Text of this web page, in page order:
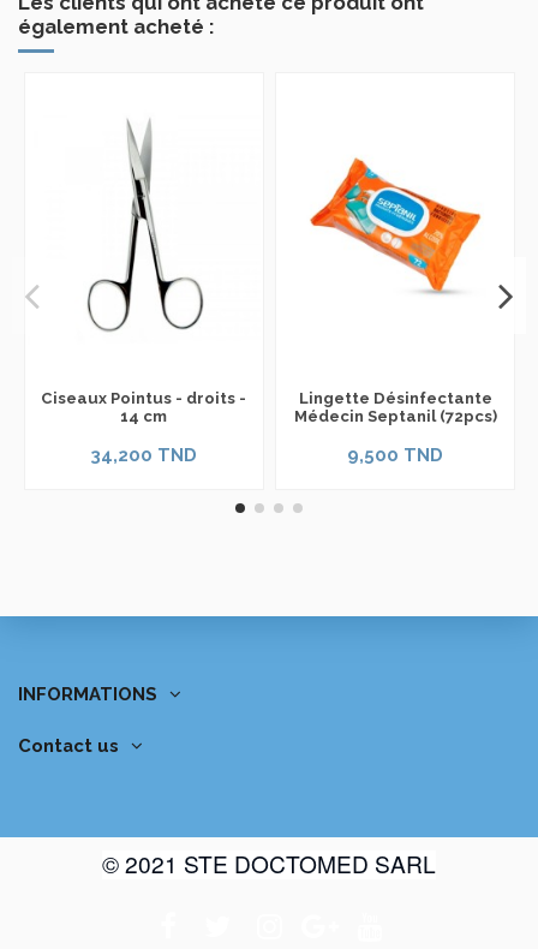
également acheté :
Ciseaux Pointus - droits -
14 cm
34,200 TND
Lingette Désinfectante
Médecin Septanil (72pcs)
9,500 TND
INFORMATIONS
Contact us
© 2021 STE DOCTOMED SARL